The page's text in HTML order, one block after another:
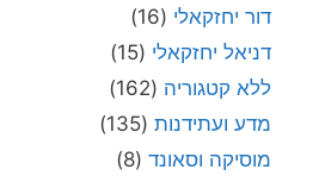
דור יחזקאלי (16)
דניאל יחזקאלי (15)
ללא קטגוריה (162)
מדע ועתידנות (135)
מוסיקה וסאונד (8)